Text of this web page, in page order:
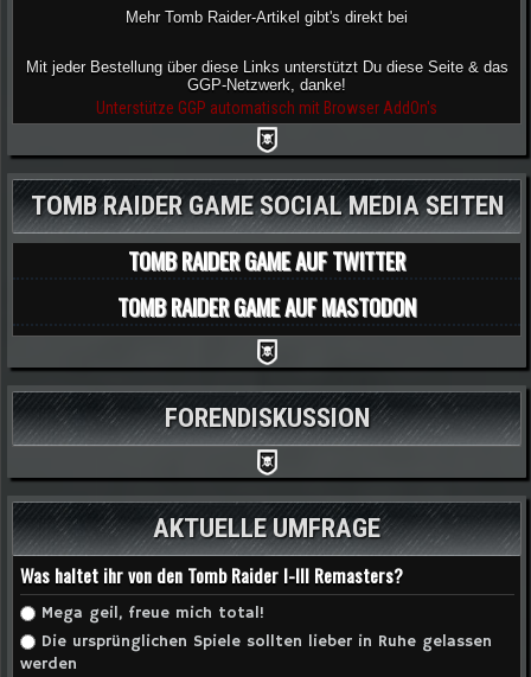
Mehr Tomb Raider-Artikel gibt's direkt bei
Mit jeder Bestellung über diese Links unterstützt Du diese Seite & das
GGP-Netzwerk, danke!
Unterstütze GGP automatisch mit Browser AddOn's
TOMB RAIDER GAME SOCIAL MEDIA SEITEN
TOMB RAIDER GAME AUF TWITTER
TOMB RAIDER GAME AUF MASTODON
FORENDISKUSSION
AKTUELLE UMFRAGE
Was haltet ihr von den Tomb Raider I-III Remasters?
Auswahlmöglichkeiten
Mega geil, freue mich total!
Die ursprünglichen Spiele sollten lieber in Ruhe gelassen
werden